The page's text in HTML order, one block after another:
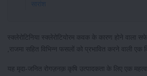
सारांश
स्क्लेरोटिनिया स्क्लेरोटियोरम कवक के कारण होने वाला
,राजमा सहित विभिन्न फसलों को प्रभावित करने वाली एक
यह मृदा-जनित रोगज़नक़ कृषि उत्पादकता के लिए एक